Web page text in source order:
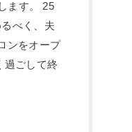
ます。 25
べく、夫
ンをオープ
過ごして終